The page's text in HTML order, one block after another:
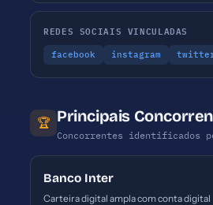
REDES SOCIAIS VINCULADAS
facebook instagram
🏆 Principais
Concorrentes identificados
Banco Inter
Carteira digital ampla com conta digital